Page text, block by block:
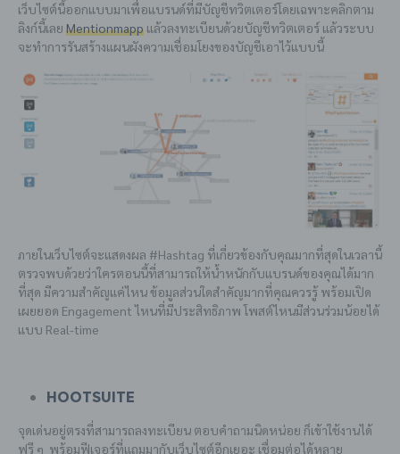
เว็บไซต์นี้ออกแบบมาเพื่อแบรนด์ที่มีบัญชีทวิตเตอร์โดยเฉพาะคลิกตาม
ลิงก์นี้เลย Mentionmapp แล้วลงทะเบียนด้วยบัญชีทวิตเตอร์ แล้วระบบ
จะทำการรันสร้างแผนผังความเชื่อมโยงของบัญชีเอาไว้แบบนี้
ภายในเว็บไซต์จะแสดงผล #Hashtag ที่เกี่ยวข้องกับคุณมากที่สุดในเวลานี้
ตรวจพบด้วยว่าใครตอนนี้ที่สามารถให้น้ำหนักกับแบรนด์ของคุณได้มาก
ที่สุด มีความสำคัญแค่ไหน ข้อมูลส่วนใดสำคัญมากที่คุณควรรู้ พร้อมเปิด
เผยยอด Engagement ไหนที่มีประสิทธิภาพ โพสต์ไหนมีส่วนร่วมน้อยได้
แบบ Real-time
Hootsuite
จุดเด่นอยู่ตรงที่สามารถลงทะเบียน ตอบคำถามนิดหน่อย ก็เข้าใช้งานได้
ฟรี ๆ พร้อมฟีเจอร์ที่แถมมากับเว็บไซต์อีกเยอะ เชื่อมต่อได้หลาย